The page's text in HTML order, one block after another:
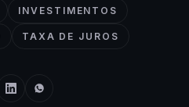
INVESTIMENTOS
TAXA DE JUROS